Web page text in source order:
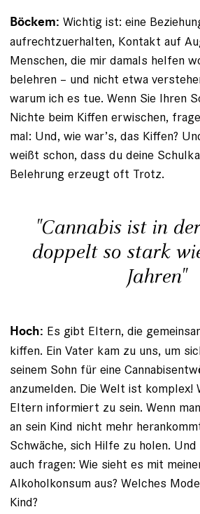
Böckem: Wichtig ist: eine
aufrechtzuerhalten, Kontakt auf
Menschen, die mir damals helfen
belehren – und nicht etwa
warum ich es tue. Wenn Sie Ihren
Nichte beim Kiffen erwischen,
mal: Und, wie war’s, das Kiffen?
weißt schon, dass du deine
Belehrung erzeugt oft Trotz.
"Cannabis ist in
doppelt so stark
Jahren"
Hoch: Es gibt Eltern, die
kiffen. Ein Vater kam zu uns, um
seinem Sohn für eine
anzumelden. Die Welt ist komplex!
Eltern informiert zu sein. Wenn
an sein Kind nicht mehr
Schwäche, sich Hilfe zu holen.
auch fragen: Wie sieht es mit
Alkoholkonsum aus? Welches
Kind?